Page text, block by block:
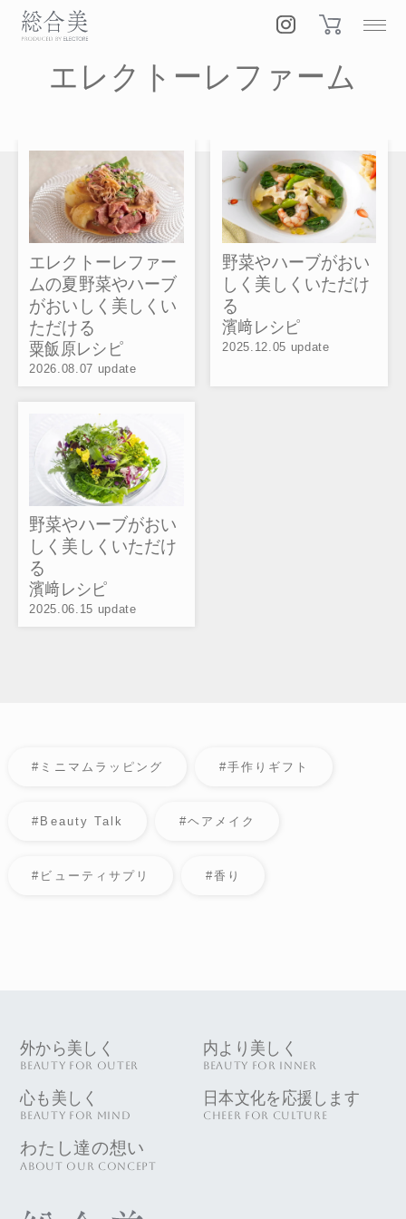
エレクトーレファーム
エレクトーレファー
ムの夏野菜やハーブ
がおいしく美しくい
ただける
粟飯原レシピ
2026.08.07 update
野菜やハーブがおい
しく美しくいただけ
る
濱﨑レシピ
2025.12.05 update
野菜やハーブがおい
しく美しくいただけ
る
濱﨑レシピ
2025.06.15 update
#ミニマムラッピング #手作りギフト
#Beauty Talk #ヘアメイク
#ビューティサプリ #香り
外から美しく
BEAUTY FOR OUTER
内より美しく
BEAUTY FOR INNER
心も美しく
BEAUTY FOR MIND
日本文化を応援します
CHEER FOR CULTURE
わたし達の想い
ABOUT OUR CONCEPT